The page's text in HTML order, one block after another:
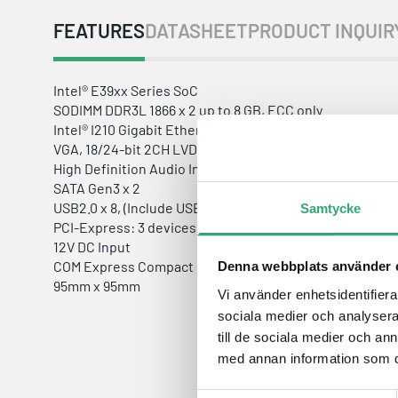
Samtycke
Denna webbplats använder
Vi använder
sociala medier och
till de sociala medier och
med annan information som
FEATURESDATASHEETPRODUCT
Intel® E39xx Series SoC
SODIMM DDR3L 1866 x 2 up to 8 GB, ECC only
Intel® I210 Gigabit Ethernet
VGA, 18/24-bit 2CH LVDS/eDP, DDI up to 2
High Definition Audio Interface
SATA Gen3 x 2
USB2.0 x 8, (Include USB 2.0/3.0 x 2)
PCI-Express: 3 devices max
12V DC Input
COM Express Compact Module Pin-Out type 6
95mm x 95mm